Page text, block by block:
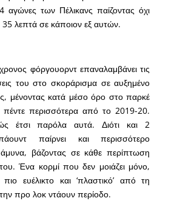
αγώνες των Πέλικανς παίζοντας όχι
λεπτά σε κάποιον εξ αυτών.
φόργουορντ επαναλαμβάνει τις
του στο σκοράρισμα σε αυξημένο
μένοντας κατά μέσο όρο στο παρκέ
περισσότερα από το 2019-20.
έτσι παρόλα αυτά. Διότι και 2
παίρνει και περισσότερο
άμυνα, βάζοντας σε κάθε περίπτωση
Ένα κορμί που δεν μοιάζει μόνο,
ευέλικτο και ‘πλαστικό’ από τη
προ λοκ ντάουν περίοδο.